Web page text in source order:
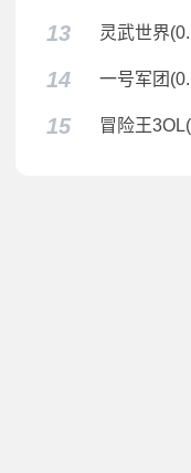
13 灵武世界
14 一号军团
15 冒险王